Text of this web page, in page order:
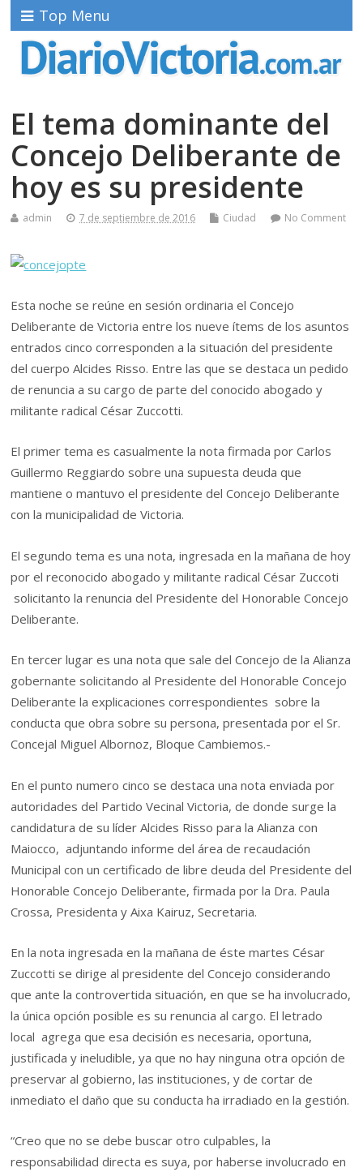
Top Menu
El tema dominante del
Concejo Deliberante de
hoy es su presidente
admin 7 de septiembre de 2016 Ciudad No Comment
Esta noche se reúne en sesión ordinaria el Concejo
Deliberante de Victoria entre los nueve ítems de los asuntos
entrados cinco corresponden a la situación del presidente
del cuerpo Alcides Risso. Entre las que se destaca un pedido
de renuncia a su cargo de parte del conocido abogado y
militante radical César Zuccotti.
El primer tema es casualmente la nota firmada por Carlos
Guillermo Reggiardo sobre una supuesta deuda que
mantiene o mantuvo el presidente del Concejo Deliberante
con la municipalidad de Victoria.
El segundo tema es una nota, ingresada en la mañana de hoy
por el reconocido abogado y militante radical César Zuccoti
solicitanto la renuncia del Presidente del Honorable Concejo
Deliberante.
En tercer lugar es una nota que sale del Concejo de la Alianza
gobernante solicitando al Presidente del Honorable Concejo
Deliberante la explicaciones correspondientes sobre la
conducta que obra sobre su persona, presentada por el Sr.
Concejal Miguel Albornoz, Bloque Cambiemos.-
En el punto numero cinco se destaca una nota enviada por
autoridades del Partido Vecinal Victoria, de donde surge la
candidatura de su líder Alcides Risso para la Alianza con
Maiocco, adjuntando informe del área de recaudación
Municipal con un certificado de libre deuda del Presidente del
Honorable Concejo Deliberante, firmada por la Dra. Paula
Crossa, Presidenta y Aixa Kairuz, Secretaria.
En la nota ingresada en la mañana de éste martes César
Zuccotti se dirige al presidente del Concejo considerando
que ante la controvertida situación, en que se ha involucrado,
la única opción posible es su renuncia al cargo. El letrado
local agrega que esa decisión es necesaria, oportuna,
justificada y ineludible, ya que no hay ninguna otra opción de
preservar al gobierno, las instituciones, y de cortar de
inmediato el daño que su conducta ha irradiado en la gestión.
“Creo que no se debe buscar otro culpables, la
responsabilidad directa es suya, por haberse involucrado en